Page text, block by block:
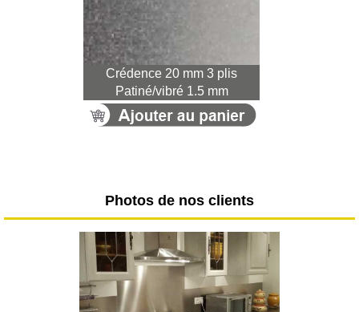
Crédence 20 mm 3 plis
Patiné/vibré 1.5 mm
Photos de nos clients